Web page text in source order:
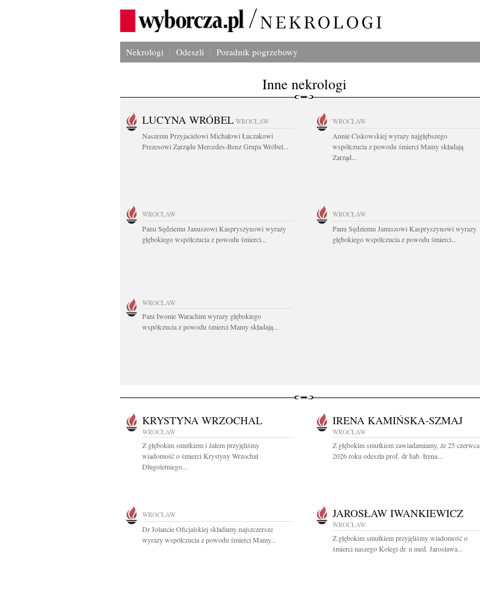
Nekrologi Odeszli Poradnik pogrzebowy
Inne nekrologi
LUCYNA WRÓBEL WROCŁAW
Naszemu Przyjacielowi Michałowi Łuczakowi
Prezesowi Zarządu Mercedes-Benz Grupa Wróbel...
WROCŁAW
Annie Ciskowskiej wyrazy najgłębszego
współczucia z powodu śmierci Mamy składają
Zarząd...
WROCŁAW
Panu Sędziemu Januszowi Kaspryszynowi wyrazy
głębokiego współczucia z powodu śmierci...
WROCŁAW
Panu Sędziemu Januszowi Kaspryszynowi wyrazy
głębokiego współczucia z powodu śmierci...
WROCŁAW
Pani Iwonie Warachim wyrazy głębokiego
współczucia z powodu śmierci Mamy składają...
KRYSTYNA WRZOCHAL
WROCŁAW
Z głębokim smutkiem i żalem przyjęliśmy
wiadomość o śmierci Krystyny Wrzochal
Długoletniego...
IRENA KAMIŃSKA-SZMAJ
WROCŁAW
Z głębokim smutkiem zawiadamiamy, że 25 czerwca
2026 roku odeszła prof. dr hab. Irena...
WROCŁAW
Dr Jolancie Oficjalskiej składamy najszczersze
wyrazy współczucia z powodu śmierci Mamy...
JAROSŁAW IWANKIEWICZ
WROCŁAW
Z głębokim smutkiem przyjęliśmy wiadomość o
śmierci naszego Kolegi dr. n med. Jarosława...